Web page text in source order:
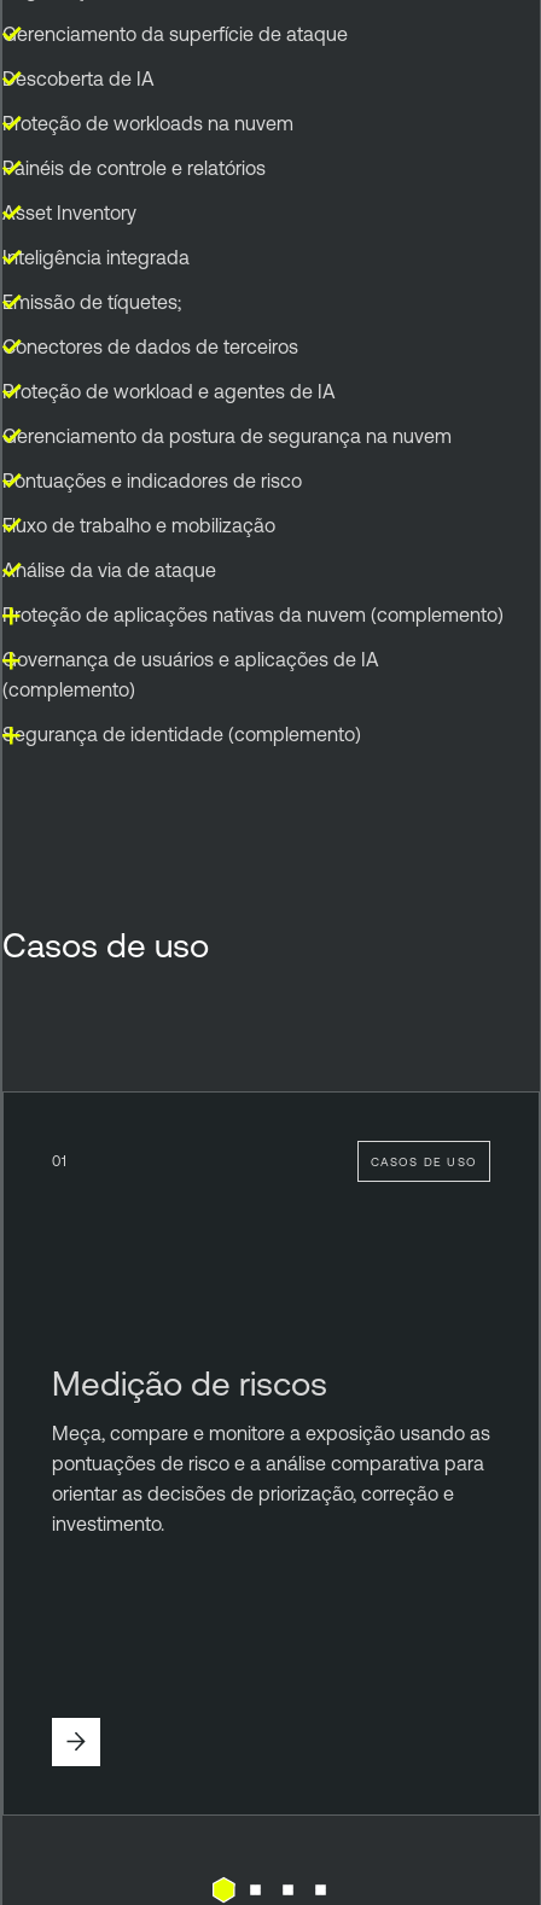
Gerenciamento da superfície de ataque
Descoberta de IA
Proteção de workloads na nuvem
Painéis de controle e relatórios
Asset Inventory
Inteligência integrada
Emissão de tíquetes;
Conectores de dados de terceiros
Proteção de workload e agentes de IA
Gerenciamento da postura de segurança na nuvem
Pontuações e indicadores de risco
Fluxo de trabalho e mobilização
Análise da via de ataque
Proteção de aplicações nativas da nuvem (complemento)
Governança de usuários e aplicações de IA
(complemento)
Segurança de identidade (complemento)
Casos de uso
01 CASOS DE USO
Medição de riscos
Meça, compare e monitore a exposição usando as
pontuações de risco e a análise comparativa para
orientar as decisões de priorização, correção e
investimento.